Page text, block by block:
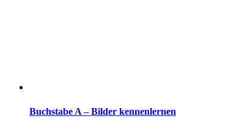
Buchstabe A – Bilder kennenlernen